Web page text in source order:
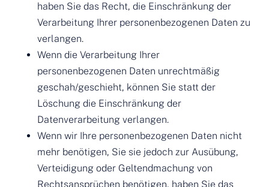
haben Sie das Recht, die Einschränkung der
Verarbeitung Ihrer personenbezogenen Daten zu
verlangen.
Wenn die Verarbeitung Ihrer
personenbezogenen Daten unrechtmäßig
geschah/geschieht, können Sie statt der
Löschung die Einschränkung der
Datenverarbeitung verlangen.
Wenn wir Ihre personenbezogenen Daten nicht
mehr benötigen, Sie sie jedoch zur Ausübung,
Verteidigung oder Geltendmachung von
Rechtsansprüchen benötigen, haben Sie das